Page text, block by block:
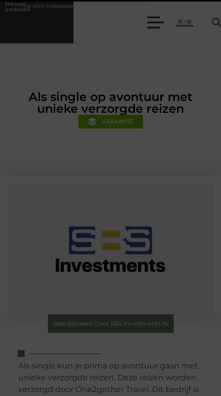
Nieuwe
artikelen
binnen moderne folie techniek
Als single op avontuur met
unieke verzorgde reizen
VAKANTIE
Gepubliceerd Door SBS Investments.nl
Als single kun je prima op avontuur gaan met
unieke verzorgde reizen. Deze reizen worden
verzorgd door One2gether Travel. Dit bedrijf is